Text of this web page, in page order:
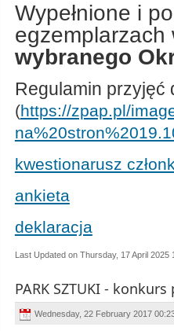
Wypełnione i
wybranego
Regulamin przyjęć
(https://zpap.pl/
kwestionarusz
ankieta
deklaracja
Last Updated on Thursday, 17 April 2025
PARK SZTUKI -
Wednesday, 22 February 2017